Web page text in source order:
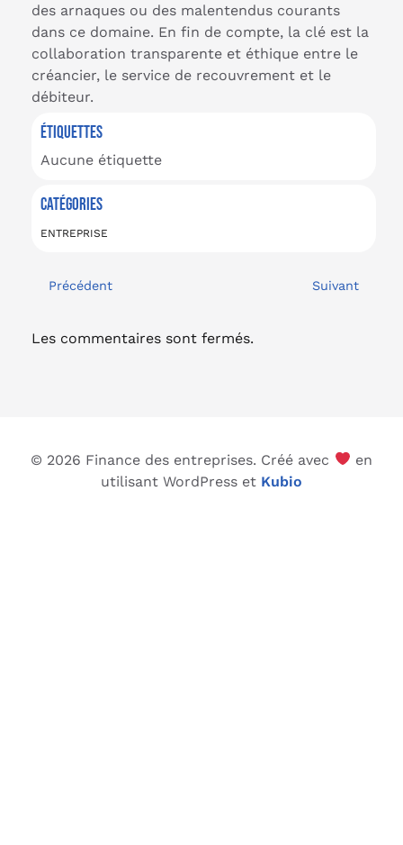
des arnaques ou des malentendus courants
dans ce domaine. En fin de compte, la clé est la
collaboration transparente et éthique entre le
créancier, le service de recouvrement et le
débiteur.
ÉTIQUETTES
Aucune étiquette
CATÉGORIES
ENTREPRISE
Précédent Suivant
Les commentaires sont fermés.
© 2026 Finance des entreprises. Créé avec
en
utilisant WordPress et Kubio